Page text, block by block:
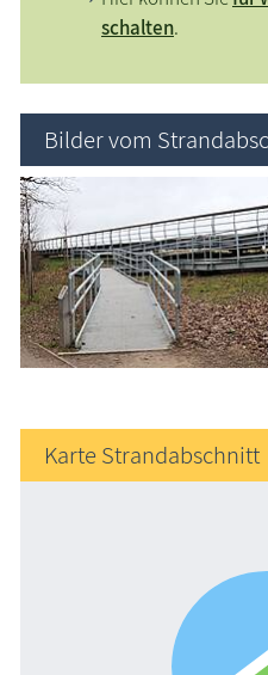
schalten.
Bilder vom
Karte Strandabschnitt